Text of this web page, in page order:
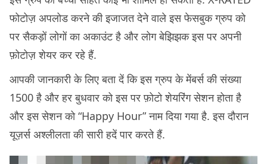
फोटोज़ अपलोड करने की इजाजत देने वाले इस फेसबुक ग्रुप को
पर सैकड़ों लोगों का अकाउंट है और लोग बेझिझक इस पर अपनी
फ़ोटोज़ शेयर कर रहे हैं.
आपकी जानकारी के लिए बता दें कि इस ग्रुप के मेंबर्स की संख्या
1500 है और हर बुधवार को इस पर फ़ोटो शेयरिंग सेशन होता है
और इस सेशन को “Happy Hour” नाम दिया गया है. इस दौरान
यूज़र्स अश्लीलता की सारी हदें पार करते हैं.